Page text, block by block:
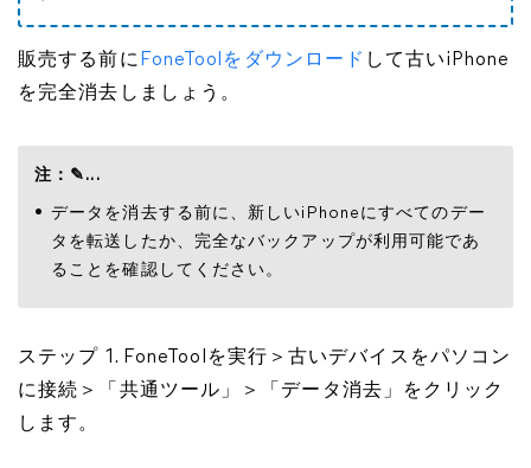
販売する前に FoneToolをダウンロード して古いiPhone
を完全消去しましょう。
注： ✎...
データを消去する前に、新しいiPhoneにすべてのデー
タを転送したか、完全なバックアップが利用可能であ
ることを確認してください。
ステップ 1. FoneToolを実行＞古いデバイスをパソコン
に接続＞「共通ツール」＞「データ消去」をクリック
します。